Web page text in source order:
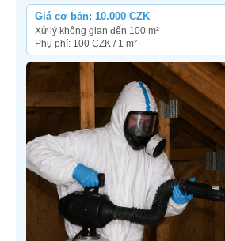
Giá cơ bản: 10.000 CZK
Xử lý không gian đến 100 m²
Phụ phí: 100 CZK / 1 m²